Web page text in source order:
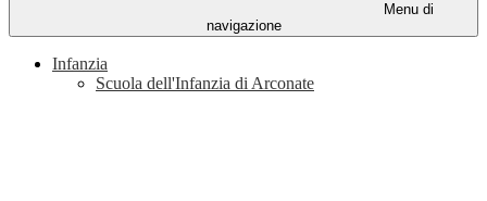
Menu di
navigazione
Infanzia
Scuola dell'Infanzia di Arconate